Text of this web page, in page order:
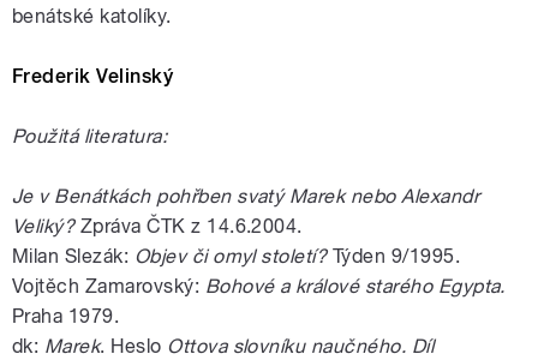
benátské katolíky.
Frederik Velinský
Použitá literatura:
Je v Benátkách pohřben svatý Marek nebo Alexandr
Veliký?Zpráva ČTK z 14.6.2004.
Milan Slezák: Objev či omyl století?Týden 9/1995.
Vojtěch Zamarovský: Bohové a králové starého Egypta.
Praha 1979.
dk: Marek. Heslo Ottova slovníku naučného. Díl